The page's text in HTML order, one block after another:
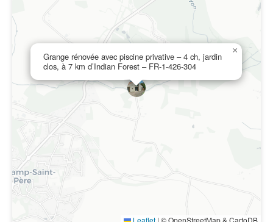
Grange rénovée avec piscine privative – 4 ch, jardin
clos, à 7 km d’Indian Forest – FR-1-426-304
×
Leaflet | © OpenStreetMap & CartoDB